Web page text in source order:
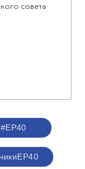
совета
#ЕР40